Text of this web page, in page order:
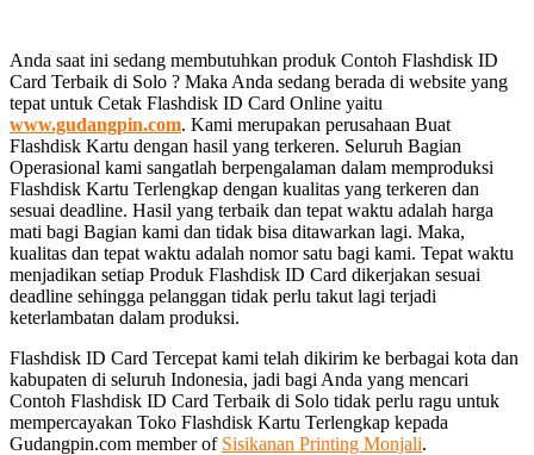
Anda saat ini sedang membutuhkan produk Contoh Flashdisk ID
Card Terbaik di Solo ? Maka Anda sedang berada di website yang
tepat untuk Cetak Flashdisk ID Card Online yaitu
www.gudangpin.com. Kami merupakan perusahaan Buat
Flashdisk Kartu dengan hasil yang terkeren. Seluruh Bagian
Operasional kami sangatlah berpengalaman dalam memproduksi
Flashdisk Kartu Terlengkap dengan kualitas yang terkeren dan
sesuai deadline. Hasil yang terbaik dan tepat waktu adalah harga
mati bagi Bagian kami dan tidak bisa ditawarkan lagi. Maka,
kualitas dan tepat waktu adalah nomor satu bagi kami. Tepat waktu
menjadikan setiap Produk Flashdisk ID Card dikerjakan sesuai
deadline sehingga pelanggan tidak perlu takut lagi terjadi
keterlambatan dalam produksi.
Flashdisk ID Card Tercepat kami telah dikirim ke berbagai kota dan
kabupaten di seluruh Indonesia, jadi bagi Anda yang mencari
Contoh Flashdisk ID Card Terbaik di Solo tidak perlu ragu untuk
mempercayakan Toko Flashdisk Kartu Terlengkap kepada
Gudangpin.com member of Sisikanan Printing Monjali.